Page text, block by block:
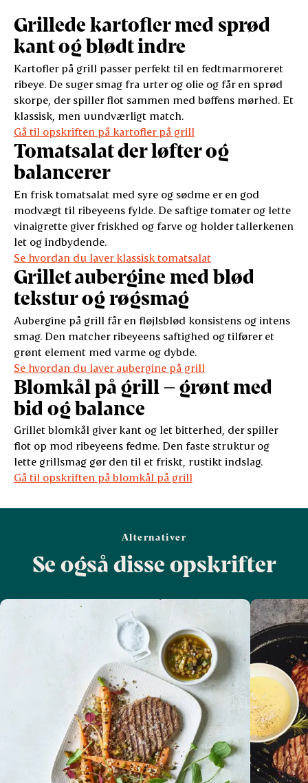
Grillede kartofler med sprød
kant og blødt indre
Kartofler på grill passer perfekt til en fedtmarmoreret
ribeye. De suger smag fra urter og olie og får en sprød
skorpe, der spiller flot sammen med bøffens mørhed. Et
klassisk, men uundværligt match.
Gå til opskriften på kartofler på grill
Tomatsalat der løfter og
balancerer
En frisk tomatsalat med syre og sødme er en god
modvægt til ribeyeens fylde. De saftige tomater og lette
vinaigrette giver friskhed og farve og holder tallerkenen
let og indbydende.
Se hvordan du laver klassisk tomatsalat
Grillet aubergine med blød
tekstur og røgsmag
Aubergine på grill får en fløjlsblød konsistens og intens
smag. Den matcher ribeyeens saftighed og tilfører et
grønt element med varme og dybde.
Se hvordan du laver aubergine på grill
Blomkål på grill – grønt med
bid og balance
Grillet blomkål giver kant og let bitterhed, der spiller
flot op mod ribeyeens fedme. Den faste struktur og
lette grillsmag gør den til et friskt, rustikt indslag.
Gå til opskriften på blomkål på grill
Alternativer
Se også disse opskrifter